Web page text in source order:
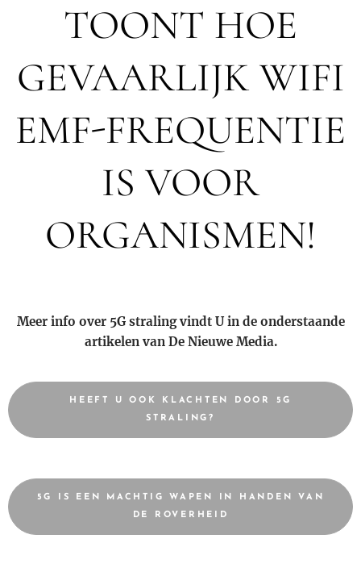
TOONT ​​HOE
GEVAARLIJK WIFI
EMF-FREQUENTIE
IS VOOR
ORGANISMEN!
Meer info over 5G straling vindt U in de onderstaande
artikelen van De Nieuwe Media.
HEEFT U OOK KLACHTEN DOOR 5G
STRALING?
5G IS EEN MACHTIG WAPEN IN HANDEN VAN
DE ROVERHEID